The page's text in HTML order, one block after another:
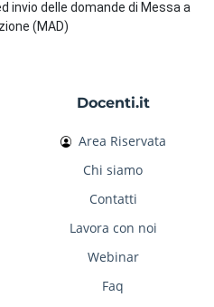
invio delle domande di Messa a
(MAD)
Docenti.it
Area Riservata
Chi siamo
Contatti
Lavora con noi
Webinar
Faq